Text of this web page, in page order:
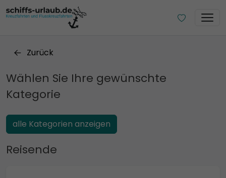
Zurück
Wählen Sie Ihre gewünschte
Kategorie
alle Kategorien anzeigen
Reisende